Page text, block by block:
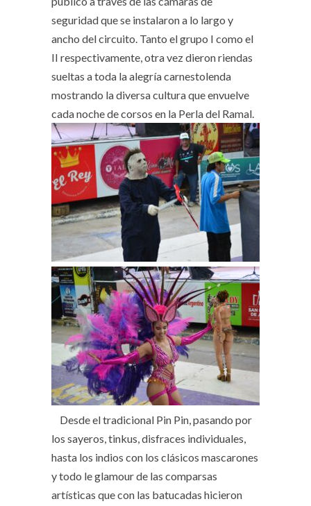
seguridad que se instalaron a lo largo y
ancho del circuito. Tanto el grupo I como el
II respectivamente, otra vez dieron riendas
sueltas a toda la alegría carnestolenda
mostrando la diversa cultura que envuelve
cada noche de corsos en la Perla del Ramal.
Desde el tradicional Pin Pin, pasando por
los sayeros, tinkus, disfraces individuales,
hasta los indios con los clásicos mascarones
y todo le glamour de las comparsas
artísticas que con las batucadas hicieron